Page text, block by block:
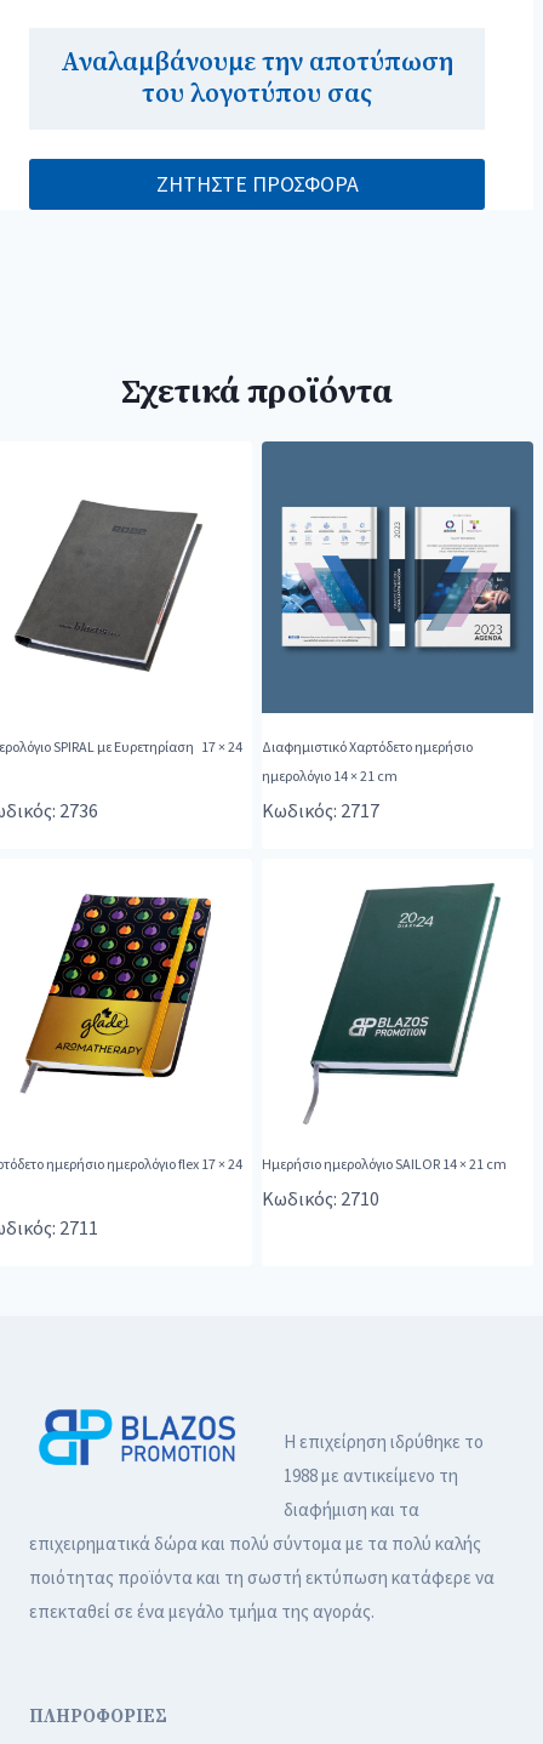
Αναλαμβάνουμε την αποτύπωση
του λογοτύπου σας
ΖΗΤΗΣΤΕ ΠΡΟΣΦΟΡΑ
Σχετικά προϊόντα
SPIRAL με Ευρετηρίαση 17 × 24
2736
Διαφημιστικό Χαρτόδετο ημερήσιο
ημερολόγιο 14 × 21 cm
Κωδικός: 2717
ημερήσιο ημερολόγιο flex 17 × 24
2711
Hμερήσιο ημερολόγιο SAILOR 14 × 21 cm
Κωδικός: 2710
Η επιχείρηση ιδρύθηκε το
1988 με αντικείμενο τη
διαφήμιση και τα
επιχειρηματικά δώρα και πολύ σύντομα με τα πολύ καλής
ποιότητας προϊόντα και τη σωστή εκτύπωση κατάφερε να
επεκταθεί σε ένα μεγάλο τμήμα της αγοράς.
ΠΛΗΡΟΦΟΡΙΕΣ